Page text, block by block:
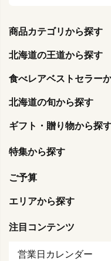
商品カテゴリから探す
北海道の王道から探す
食べレアベストセラー
北海道の旬から探す
ギフト・贈り物から探
特集から探す
ご予算
エリアから探す
注目コンテンツ
営業日カレンダー